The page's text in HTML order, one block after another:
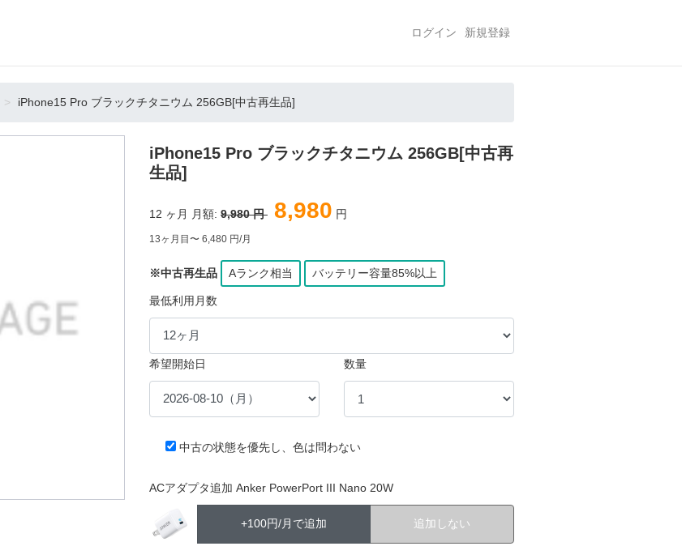
ログイン 新規登録
iPhone15 Pro ブラックチタニウム 256GB[中古再生品]
iPhone15 Pro ブラックチタニウム 256GB[中古再
生品]
12 ヶ月 月額: 9,980 円 8,980 円
13ヶ月目〜 6,480 円/月
※中古再生品 Aランク相当 バッテリー容量85%以上
最低利用月数
希望開始日 数量
中古の状態を優先し、色は問わない
ACアダプタ追加 Anker PowerPort III Nano 20W
+100円/月で追加 追加しない